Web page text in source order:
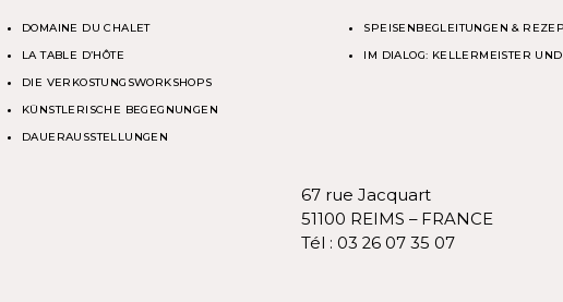
DOMAINE DU CHALET
LA TABLE D’HÔTE
DIE VERKOSTUNGSWORKSHOPS
KÜNSTLERISCHE BEGEGNUNGEN
DAUERAUSSTELLUNGEN
SPEISENBEGLEITUNGEN &
IM DIALOG: KELLERMEISTER
67 rue Jacquart
51100 REIMS – FRANCE
Tél : 03 26 07 35 07